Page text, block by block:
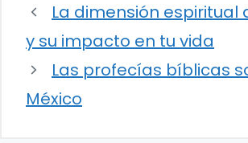
La dimensión espiritual
y su impacto en tu vida
Las profecías bíblicas
México